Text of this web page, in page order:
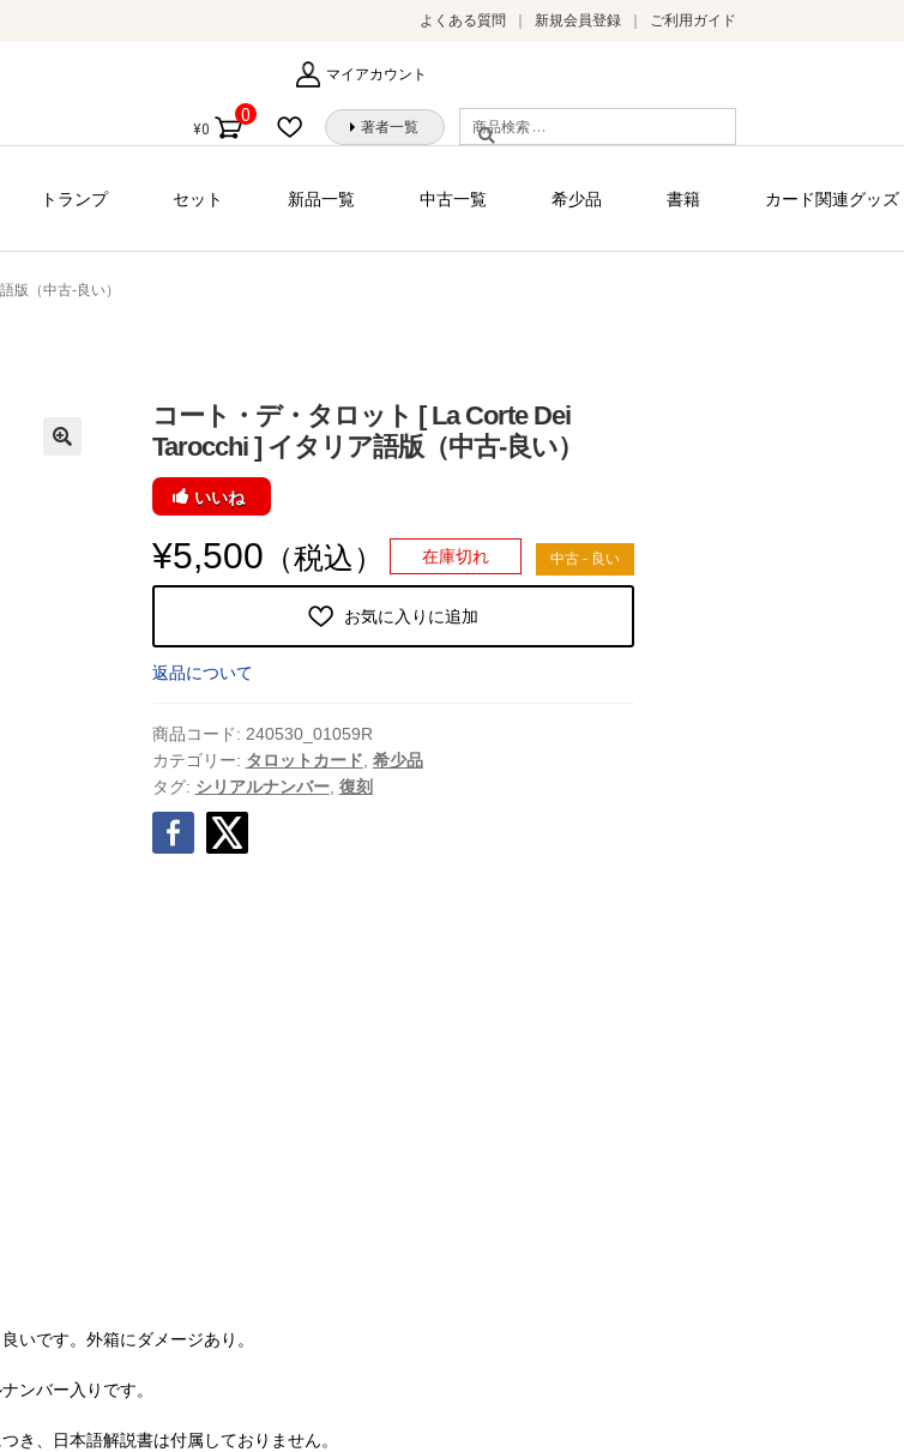
よくある質問 新規会員登録 ご利用ガイド
マイアカウント
検
索
象:
著者一覧
¥0
0
個
トランプ セット 新品一覧 中古一覧 希少品 書籍 カード関連グッズ
版（中古-良い）
コート・デ・タロット [ La Corte Dei
Tarocchi ] イタリア語版（中古-良い）
いいね
中古 - 良い
¥5,500 （税込） 在庫切れ
お気に入りに追加
返品について
商品コード: 240530_01059R
カテゴリー: タロットカード 希少品
タグ: シリアルナンバー, 復刻
いです。外箱にダメージあり。
ンバー入りです。
き、日本語解説書は付属しておりません。